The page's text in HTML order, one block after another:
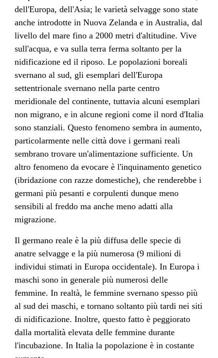
dell'Europa, dell'Asia; le varietà selvagge sono state
anche introdotte in Nuova Zelanda e in Australia, dal
livello del mare fino a 2000 metri d'altitudine. Vive
sull'acqua, e va sulla terra ferma soltanto per la
nidificazione ed il riposo. Le popolazioni boreali
svernano al sud, gli esemplari dell'Europa
settentrionale svernano nella parte centro
meridionale del continente, tuttavia alcuni esemplari
non migrano, e in alcune regioni come il nord d'Italia
sono stanziali. Questo fenomeno sembra in aumento,
particolarmente nelle città dove i germani reali
sembrano trovare un'alimentazione sufficiente. Un
altro fenomeno da evocare è l'inquinamento genetico
(ibridazione con razze domestiche), che renderebbe i
germani più pesanti e corpulenti dunque meno
sensibili al freddo ma anche meno adatti alla
migrazione.
Il germano reale è la più diffusa delle specie di
anatre selvagge e la più numerosa (9 milioni di
individui stimati in Europa occidentale). In Europa i
maschi sono in generale più numerosi delle
femmine. In realtà, le femmine svernano spesso più
al sud dei maschi, e tornano soltanto più tardi nei siti
di nidificazione. Inoltre, questo fatto è peggiorato
dalla mortalità elevata delle femmine durante
l'incubazione. In Italia la popolazione è in costante